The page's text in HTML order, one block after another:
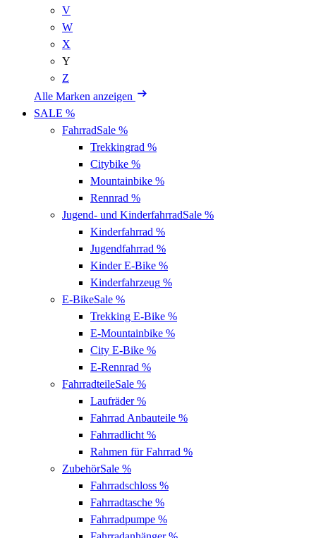
V
W
X
Y
Z
Alle Marken anzeigen
SALE %
FahrradSale %
Trekkingrad %
Citybike %
Mountainbike %
Rennrad %
Jugend- und KinderfahrradSale %
Kinderfahrrad %
Jugendfahrrad %
Kinder E-Bike %
Kinderfahrzeug %
E-BikeSale %
Trekking E-Bike %
E-Mountainbike %
City E-Bike %
E-Rennrad %
FahrradteileSale %
Laufräder%
Fahrrad Anbauteile %
Fahrradlicht %
Rahmen für Fahrrad %
ZubehörSale %
Fahrradschloss %
Fahrradtasche %
Fahrradpumpe %